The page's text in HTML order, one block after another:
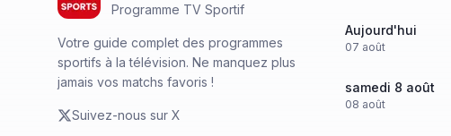
Programme TV Sportif
Votre guide complet des programmes
sportifs à la télévision. Ne manquez plus
jamais vos matchs favoris !
Suivez-nous sur X
Aujourd'hui
07 août
samedi 8 août
08 août